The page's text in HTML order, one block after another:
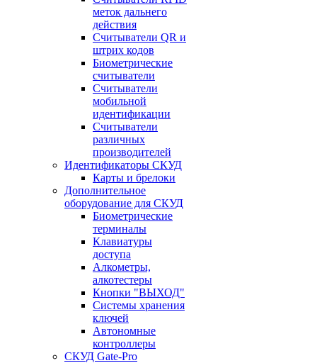
меток дальнего
действия
Считыватели QR и
штрих кодов
Биометрические
считыватели
Считыватели
мобильной
идентификации
Считыватели
различных
производителей
Идентификаторы СКУД
Карты и брелоки
Дополнительное
оборудование для СКУД
Биометрические
терминалы
Клавиатуры
доступа
Алкометры,
алкотестеры
Кнопки "ВЫХОД"
Системы хранения
ключей
Автономные
контроллеры
СКУД Gate-Pro